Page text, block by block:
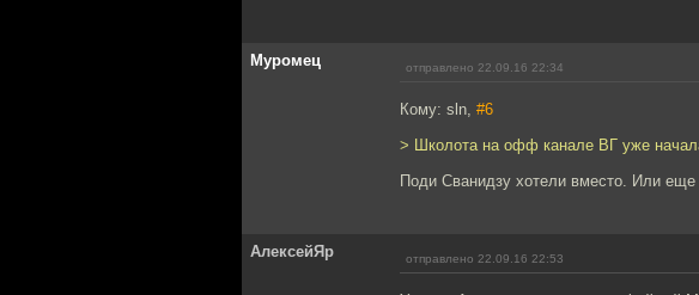
Муромец отправлено 22.09.16 22:34
Кому: sln, #6
> Школота на офф канале ВГ уже
Поди Сванидзу хотели вместо. Или еще
АлексейЯр отправлено 22.09.16 22:53